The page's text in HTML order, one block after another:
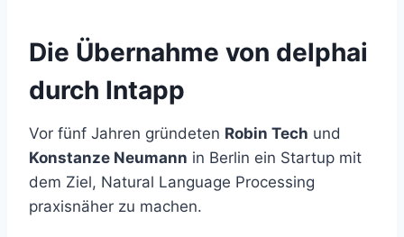
Die Übernahme von delphai
durch Intapp
Vor fünf Jahren gründeten Robin Tech und
Konstanze Neumann in Berlin ein Startup mit
dem Ziel, Natural Language Processing
praxisnäher zu machen.